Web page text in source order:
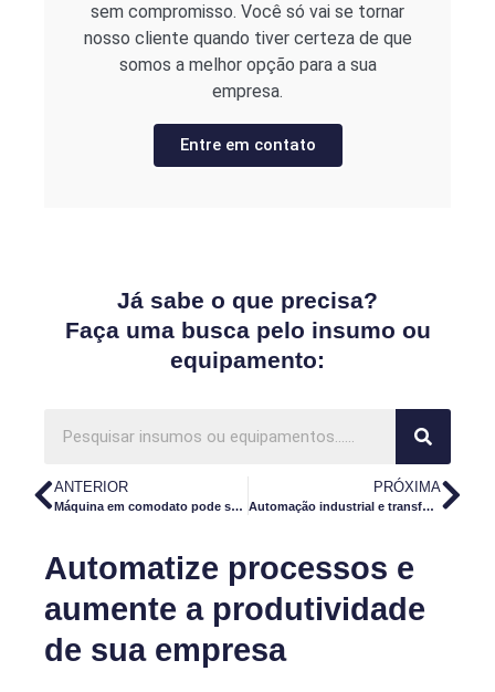
sem compromisso. Você só vai se tornar
nosso cliente quando tiver certeza de que
somos a melhor opção para a sua
empresa.
Entre em contato
Já sabe o que precisa?
Faça uma busca pelo insumo ou
equipamento:
ANTERIOR
Máquina em comodato pode ser a solução para a sua produção
PRÓXIMA
Automação industrial e transformação digital: qual a relação?
Automatize processos e
aumente a produtividade
de sua empresa